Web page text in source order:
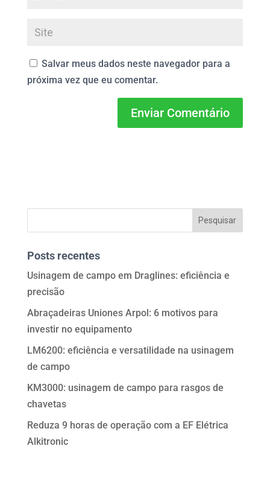
Salvar meus dados neste navegador para a
próxima vez que eu comentar.
Posts recentes
Usinagem de campo em Draglines: eficiência e
precisão
Abraçadeiras Uniones Arpol: 6 motivos para
investir no equipamento
LM6200: eficiência e versatilidade na usinagem
de campo
KM3000: usinagem de campo para rasgos de
chavetas
Reduza 9 horas de operação com a EF Elétrica
Alkitronic